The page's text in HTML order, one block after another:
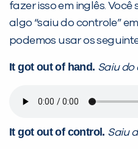
fazer isso em inglês.
algo “saiu do controle”
podemos usar os
It got out of hand. Saiu do
It got out of control. Saiu